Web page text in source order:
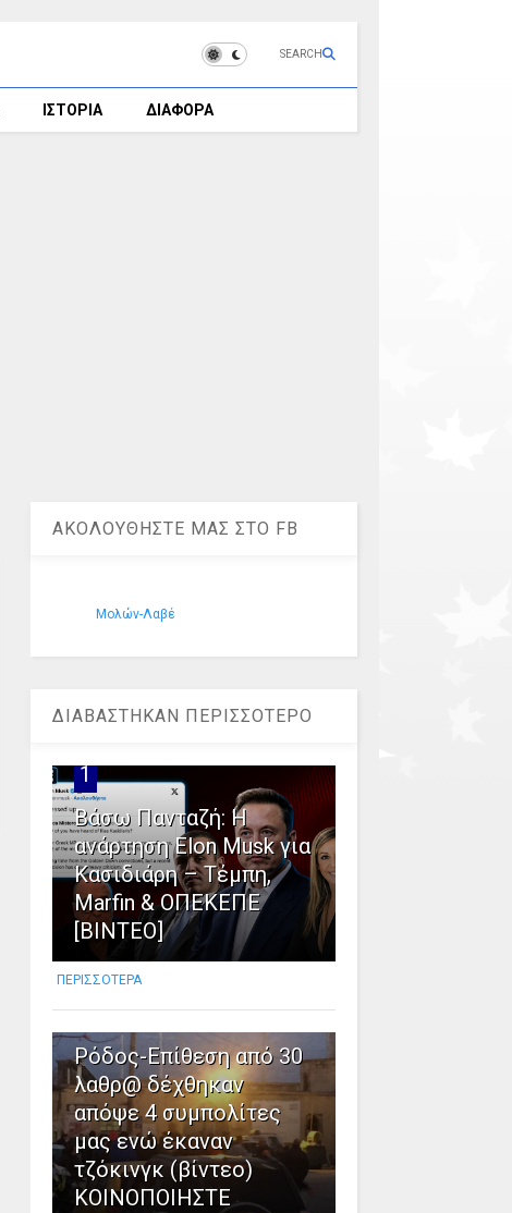
SEARCH
ΙΣΤΟΡΙΑ ΔΙΑΦΟΡΑ
ΑΚΟΛΟΥΘΗΣΤΕ ΜΑΣ ΣΤΟ FB
Μολών-Λαβέ
ΔΙΑΒΑΣΤΗΚΑΝ ΠΕΡΙΣΣΟΤΕΡΟ
1
Βάσω Πανταζή: Η
ανάρτηση Elon Musk για
Κασιδιάρη – Τέμπη,
Marfin & ΟΠΕΚΕΠΕ
[ΒΙΝΤΕΟ]
ΠΕΡΙΣΣΟΤΕΡΑ
2
Ρόδος-Επίθεση από 30
λαθρ@ δέχθηκαν
απόψε 4 συμπολίτες
μας ενώ έκαναν
τζόκινγκ (βίντεο)
ΚΟΙΝΟΠΟΙΗΣΤΕ